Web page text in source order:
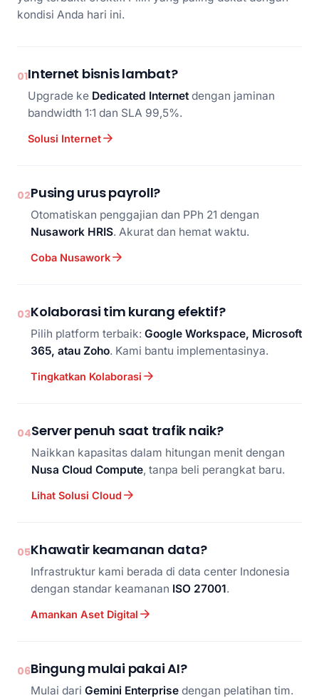
kondisi Anda hari ini.
01Internet bisnis lambat?
Upgrade ke Dedicated Internet dengan jaminan
bandwidth 1:1 dan SLA 99,5%.
Solusi Internet
02Pusing urus payroll?
Otomatiskan penggajian dan PPh 21 dengan
Nusawork HRIS. Akurat dan hemat waktu.
Coba Nusawork
03Kolaborasi tim kurang efektif?
Pilih platform terbaik: Google Workspace, Microsoft
365, atau Zoho. Kami bantu implementasinya.
Tingkatkan Kolaborasi
04Server penuh saat trafik naik?
Naikkan kapasitas dalam hitungan menit dengan
Nusa Cloud Compute, tanpa beli perangkat baru.
Lihat Solusi Cloud
05Khawatir keamanan data?
Infrastruktur kami berada di data center Indonesia
dengan standar keamanan ISO 27001.
Amankan Aset Digital
06Bingung mulai pakai AI?
Mulai dari Gemini Enterprise dengan pelatihan tim.